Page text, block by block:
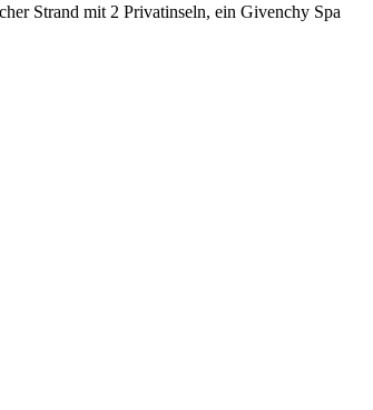
Strand mit 2 Privatinseln, ein Givenchy Spa